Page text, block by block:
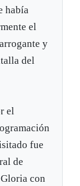
había
el
y
del
el
fue
de
con